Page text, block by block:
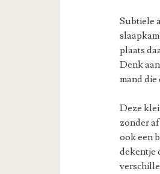
Subtiele
plaats
Denk
mand
Deze
zonder
ook een
dekentje